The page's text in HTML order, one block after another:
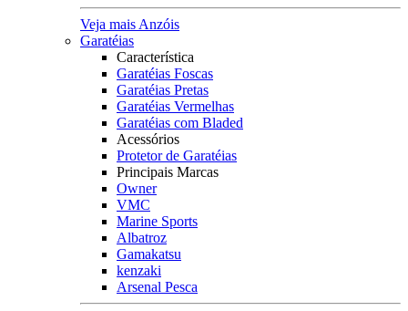
Veja mais Anzóis
Garatéias
Característica
Garatéias Foscas
Garatéias Pretas
Garatéias Vermelhas
Garatéias com Bladed
Acessórios
Protetor de Garatéias
Principais Marcas
Owner
VMC
Marine Sports
Albatroz
Gamakatsu
kenzaki
Arsenal Pesca